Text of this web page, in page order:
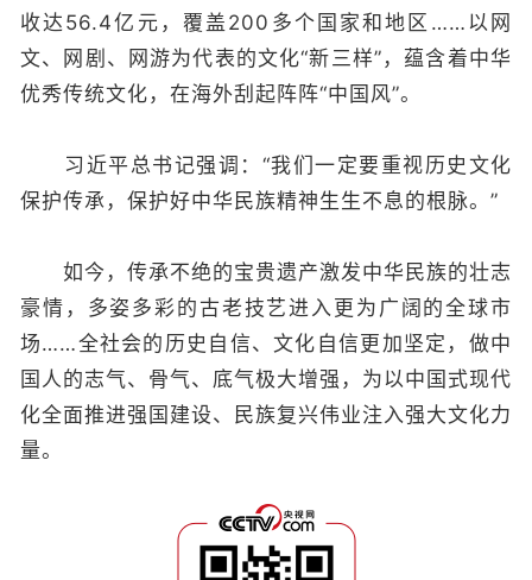
收达56.4亿元，覆盖200多个国家和地区……以网
文、网剧、网游为代表的文化“新三样”，蕴含着中华
优秀传统文化，在海外刮起阵阵“中国风”。
习近平总书记强调：“我们一定要重视历史文化
保护传承，保护好中华民族精神生生不息的根脉。”
如今，传承不绝的宝贵遗产激发中华民族的壮志
豪情，多姿多彩的古老技艺进入更为广阔的全球市
场……全社会的历史自信、文化自信更加坚定，做中
国人的志气、骨气、底气极大增强，为以中国式现代
化全面推进强国建设、民族复兴伟业注入强大文化力
量。